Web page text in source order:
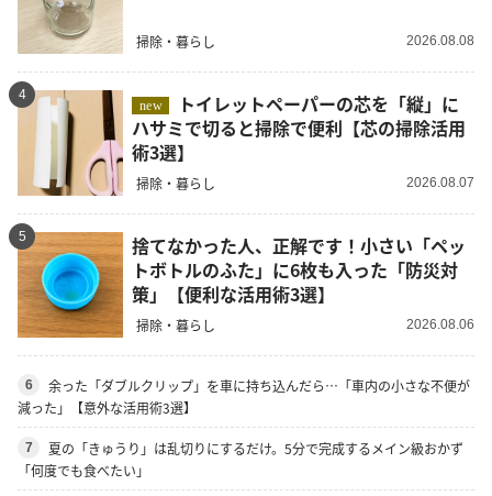
掃除・暮らし 2026.08.08
4
new
ハサミで切ると掃除で便利【芯の掃除活用
術3選】
掃除・暮らし 2026.08.07
5
捨てなかった人、正解です！小さい「ペッ
トボトルのふた」に6枚も入った「防災対
策」【便利な活用術3選】
掃除・暮らし 2026.08.06
6
余った「ダブルクリップ」を車に持ち込んだら…「車内の小さな不便が
減った」【意外な活用術3選】
7
夏の「きゅうり」は乱切りにするだけ。5分で完成するメイン級おかず
「何度でも食べたい」